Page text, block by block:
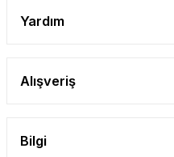
Yardım
Alışveriş
Bilgi